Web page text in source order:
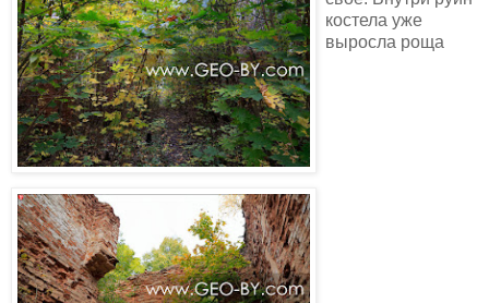
костела уже
выросла роща